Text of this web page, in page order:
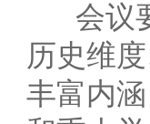
会议要
历史维
丰富内